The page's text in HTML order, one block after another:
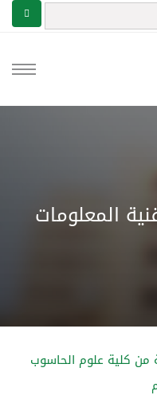
المعلومات
من كلية علوم الحاسوب